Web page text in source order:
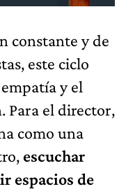
constante y de
este ciclo
y el
Para el director,
como una
escuchar
espacios de